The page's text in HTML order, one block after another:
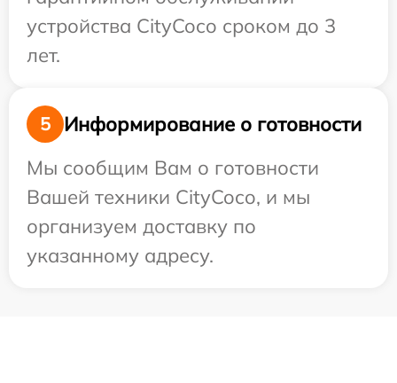
устройства CityCoco сроком до 3
лет.
5
Информирование о готовности
Мы сообщим Вам о готовности
Вашей техники CityCoco, и мы
организуем доставку по
указанному адресу.